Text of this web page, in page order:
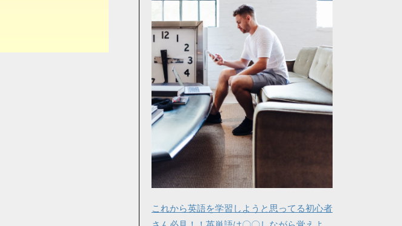
これから英語を学習しようと思ってる初心者